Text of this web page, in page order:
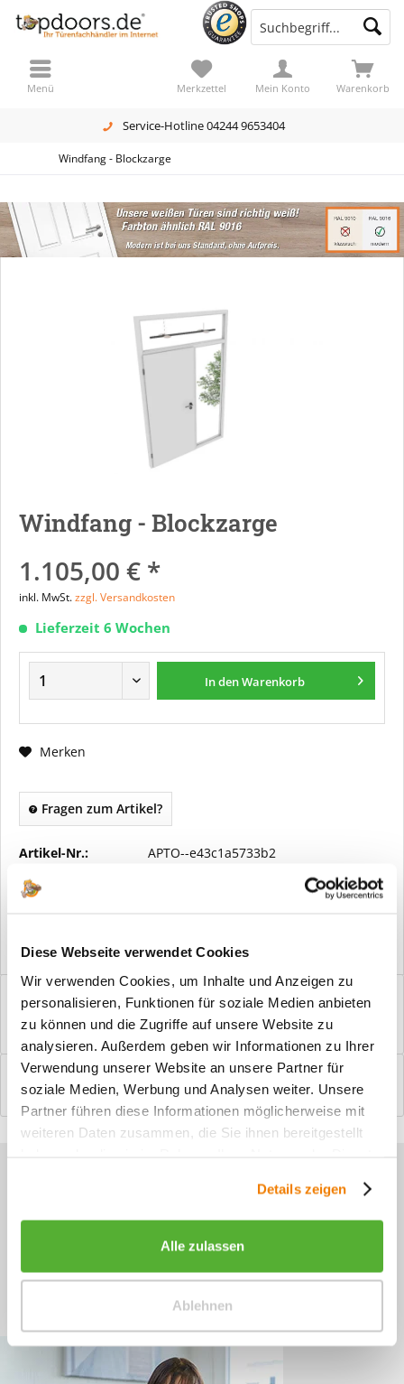
Diese Webseite verwendet Cookies
Wir verwenden Cookies, um Inhalte und Anzeigen zu
personalisieren, Funktionen für soziale Medien anbieten
zu können und die Zugriffe auf unsere Website zu
analysieren. Außerdem geben wir Informationen zu Ihrer
Verwendung unserer Website an unsere Partner für
soziale Medien, Werbung und Analysen weiter. Unsere
Partner führen diese Informationen möglicherweise mit
weiteren Daten zusammen, die Sie ihnen bereitgestellt
Details zeigen
Alle zulassen
Ablehnen
Service-Hotline 04244 9653404
Warenkorb
Merkzettel Mein Konto
Menü
Windfang - Blockzarge
Windfang - Blockzarge
1.105,00 € *
inkl. MwSt.zzgl. Versandkosten
Lieferzeit 6 Wochen
In denWarenkorb
Merken
Fragen zum Artikel?
Artikel-Nr.: APTO--e43c1a5733b2
Vorteile
Windfangelemente online am Bildschirm konfigurieren und
einbaufertig bestellen. In wenigen...
Bewertungen
0
Bewertungen lesen, schreiben und diskutieren...mehr
Sie haben Fragen zu unseren
+49 (0)4244 965 34 04
Mo - Do, 09:00 - 16:00 Uhr
und Fr, 09:00 - 13:00 Uhr